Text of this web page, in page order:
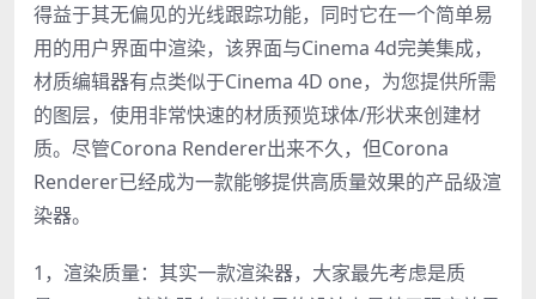
得益于其无偏见的光线跟踪功能，同时它在一个简单易
用的用户界面中渲染，该界面与Cinema 4d完美集成，
材质编辑器有点类似于Cinema 4D one，为您提供所需
的图层，使用非常快速的材质预览球体/形状来创建材
质。尽管Corona Renderer出来不久，但Corona
Renderer已经成为一款能够提供高质量效果的产品级渲
染器。
1，渲染质量：其实一款渲染器，大家最先考虑是质